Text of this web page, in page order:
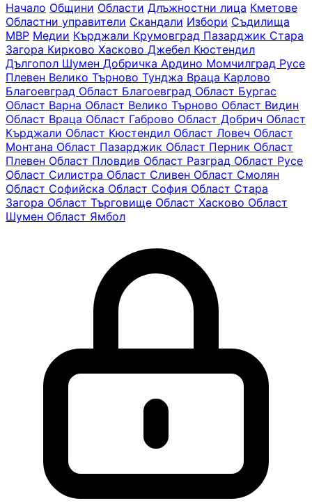
Начало Общини Области Длъжностни лица Кметове
Областни управители Скандали Избори Съдилища
МВР Медии Кърджали Крумовград Пазарджик Стара
Загора Кирково Хасково Джебел Кюстендил
Дългопол Шумен Добричка Ардино Момчилград Русе
Плевен Велико Търново Тунджа Враца Карлово
Благоевград Oбласт Благоевград Област Бургас
Област Варна Област Велико Търново Област Видин
Област Враца Област Габрово Област Добрич Област
Кърджали Област Кюстендил Област Ловеч Област
Монтана Област Пазарджик Област Перник Област
Плевен Област Пловдив Област Разград Област Русе
Област Силистра Област Сливен Област Смолян
Област Софийска Област София Област Стара
Загора Област Търговище Област Хасково Област
Шумен Област Ямбол